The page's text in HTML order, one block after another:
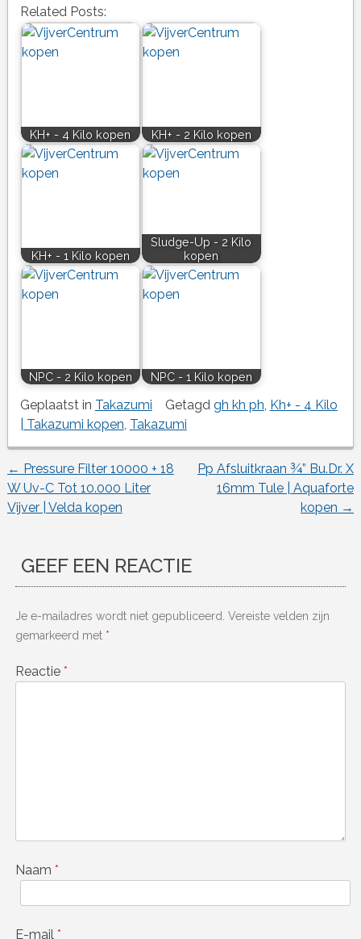
Related Posts:
KH+ - 4 Kilo kopen KH+ - 2 Kilo kopen
KH+ - 1 Kilo kopen
Sludge-Up - 2 Kilo
kopen
NPC - 2 Kilo kopen NPC - 1 Kilo kopen
Geplaatst in Takazumi Getagd gh kh ph Kh+ - 4 Kilo
| Takazumi kopen Takazumi
Berichtnavigatie
← Pressure Filter 10000 + 18
W Uv-C Tot 10.000 Liter
Vijver | Velda kopen
Pp Afsluitkraan ¾” Bu.Dr. X
16mm Tule | Aquaforte
kopen →
GEEF EEN REACTIE
Je e-mailadres wordt niet gepubliceerd. Vereiste velden zijn
gemarkeerd met *
Reactie *
Naam *
E-mail *